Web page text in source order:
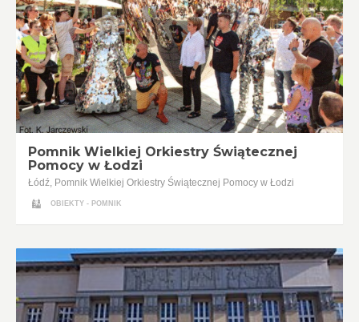
Pomnik Wielkiej Orkiestry Świątecznej
Pomocy w Łodzi
Łódź, Pomnik Wielkiej Orkiestry Świątecznej Pomocy w Łodzi
OBIEKTY - POMNIK